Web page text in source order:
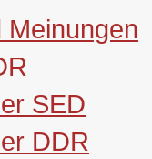
Meinungen
SED
DDR